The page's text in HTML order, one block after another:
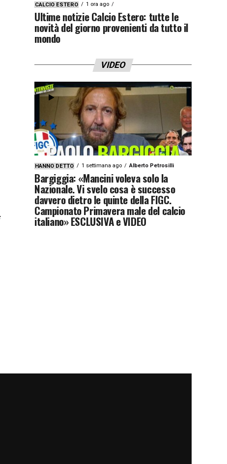
CALCIO ESTERO 1 ora ago
Ultime notizie Calcio Estero: tutte le
novità del giorno provenienti da tutto il
mondo
VIDEO
HANNO DETTO 1 settimana ago Alberto Petrosilli
Bargiggia: «Mancini voleva solo la
Nazionale. Vi svelo cosa è successo
davvero dietro le quinte della FIGC.
Campionato Primavera male del calcio
italiano» ESCLUSIVA e VIDEO